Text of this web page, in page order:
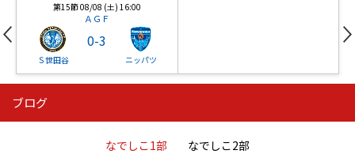
第15節 08/08 (土) 16:00
ＡＧＦ
Ｓ世田谷
0-3
ニッパツ
ニッパツ 石人の星
ブログ
なでしこ1部 なでしこ2部